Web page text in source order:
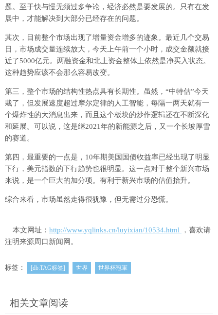
题。至于快与慢无须过多争论，经济必然是要发展的。只有在发
展中，才能解决到大部分已经存在的问题。
其次，目前整个市场出现了增量资金增多的迹象。最近几个交易
日，市场成交量连续放大，今天上午前一个小时，成交金额就接
近了5000亿元。两融资金和北上资金整体上依然是净买入状态。
这种趋势应该不会那么容易改变。
第三，整个市场的结构性热点具有长期性。虽然，“中特估”今天
栽了，但发展速度超过摩尔定律的人工智能，每隔一两天就有一
个爆炸性的大消息出来，而且这个板块的炒作逻辑还在不断深化
和延展。可以说，这是继2021年的新能源之后，又一个长坡厚雪
的赛道。
第四，最重要的一点是，10年期美国国债收益率已经出现了明显
下行，美元指数的下行趋势也很明显。这一点对于整个新兴市场
来说，是一个巨大的加分项。有利于新兴市场的估值抬升。
综合来看，市场虽然走得很犹豫，但无需过分恐慌。
本文网址： http://www.yqlinks.cn/luyixian/10534.html
，喜欢请
注明来源周口新闻网。
标签： [db:TAG标签] 世界 世界杯冠軍
相关文章阅读